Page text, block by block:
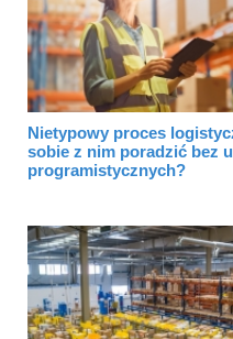
Nietypowy proces
sobie z nim poradzić bez
programistycznych?